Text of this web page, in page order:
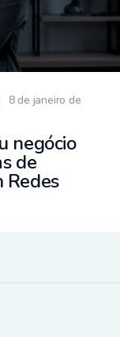
8 de janeiro de
negócio
de
Redes